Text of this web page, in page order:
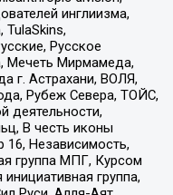
инглиизма,
Русское
Мечеть Мирмамеда,
г. Астрахани, ВОЛЯ,
Рубеж Севера, ТОЙС,
деятельности,
В честь иконы
Независимость,
группа МПГ, Курсом
группа,